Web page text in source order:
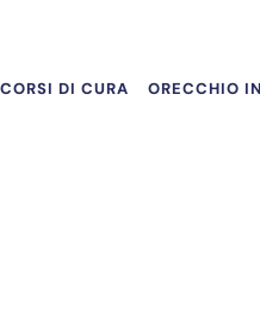
DI CURA ORECCHIO